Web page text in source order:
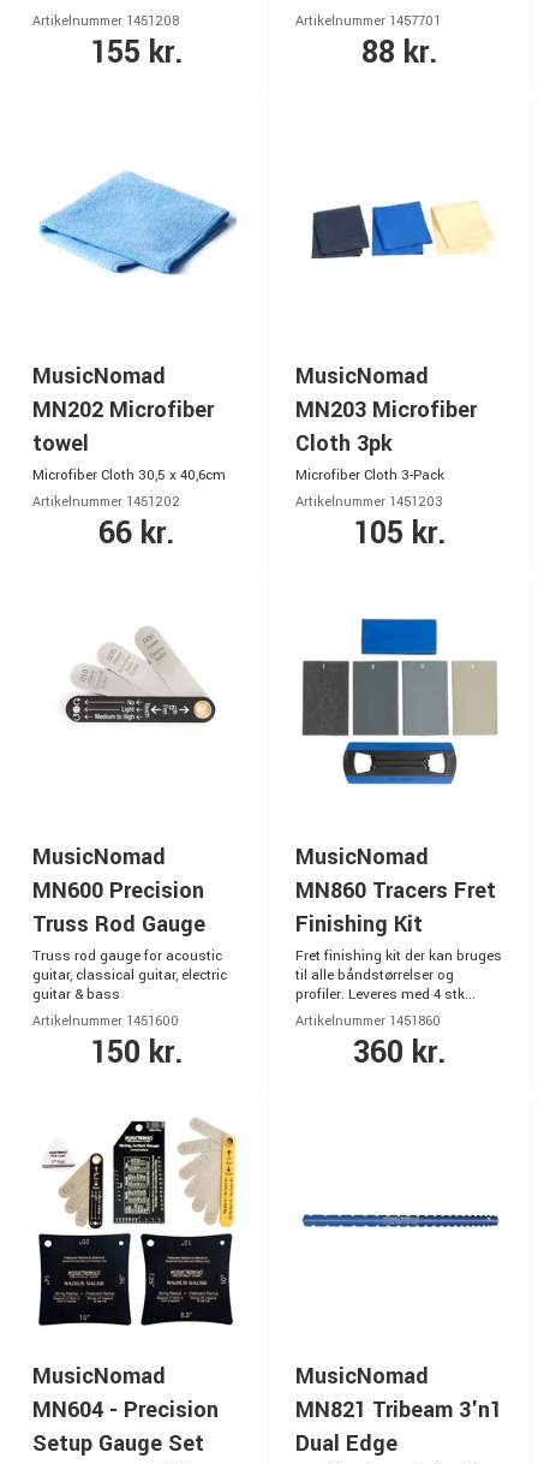
Artikelnummer 1451208
155 kr.
Artikelnummer 1457701
88 kr.
MusicNomad
MN202 Microfiber
towel
Microfiber Cloth 30,5 x 40,6cm
Artikelnummer 1451202
66 kr.
MusicNomad
MN203 Microfiber
Cloth 3pk
Microfiber Cloth 3-Pack
Artikelnummer 1451203
105 kr.
MusicNomad
MN600 Precision
Truss Rod Gauge
Truss rod gauge for acoustic
guitar, classical guitar, electric
guitar & bass
Artikelnummer 1451600
150 kr.
MusicNomad
MN860 Tracers Fret
Finishing Kit
Fret finishing kit der kan bruges
til alle båndstørrelser og
profiler. Leveres med 4 stk...
Artikelnummer 1451860
360 kr.
MusicNomad
MN604 - Precision
Setup Gauge Set
MusicNomad
MN821 Tribeam 3'n1
Dual Edge